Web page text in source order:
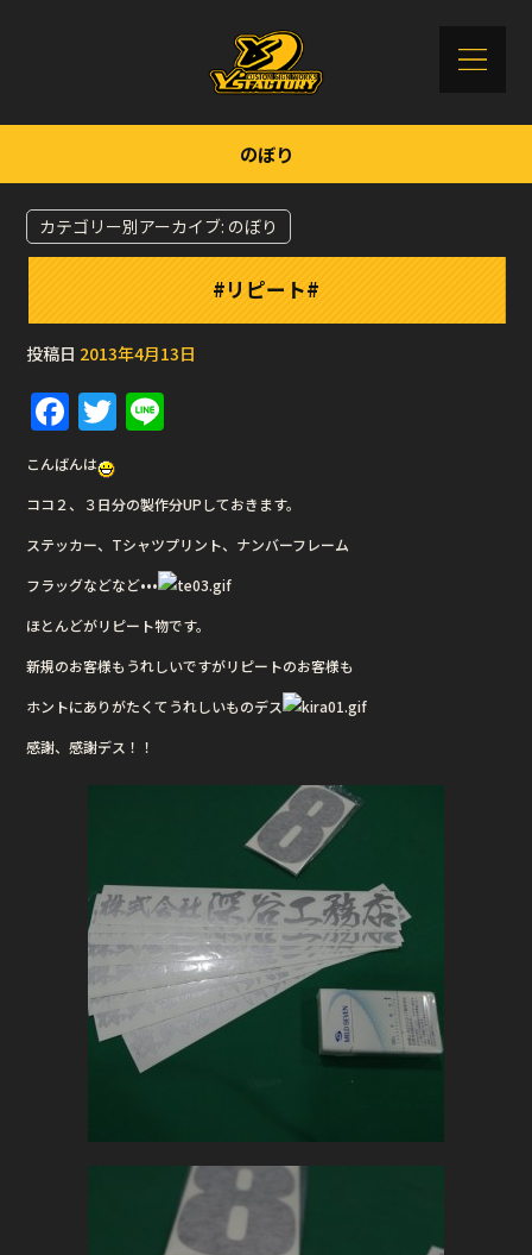
のぼり
カテゴリー別アーカイブ: のぼり
#リピート#
投稿日 2013年4月13日
F
a
c
e
b
o
o
k
T
w
it
te
r
e
こんばんは
ココ２、３日分の製作分UPしておきます。
ステッカー、Tシャツプリント、ナンバーフレーム
フラッグなどなど•••
ほとんどがリピート物です。
新規のお客様もうれしいですがリピートのお客様も
ホントにありがたくてうれしいものデス
感謝、感謝デス！！